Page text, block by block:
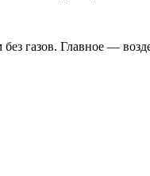
газов. Главное —